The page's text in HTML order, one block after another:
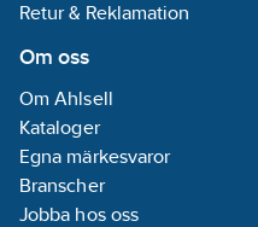
Retur & Reklamation
Om oss
Om Ahlsell
Kataloger
Egna märkesvaror
Branscher
Jobba hos oss